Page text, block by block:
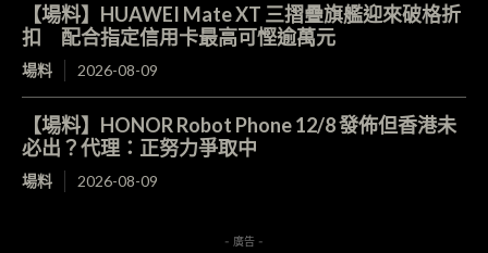
【場料】HUAWEI Mate XT 三摺疊旗艦迎來破格折
扣 配合指定信用卡最高可慳逾萬元
場料 2026-08-09
【場料】HONOR Robot Phone 12/8 發佈但香港未
必出？代理：正努力爭取中
場料 2026-08-09
- 廣告 -